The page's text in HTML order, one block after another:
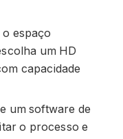
espaço
um HD
capacidade
um software de
o processo e